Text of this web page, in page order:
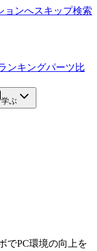
ョンへスキップ検索
ンキングパーツ比
学ぶ
でPC環境の向上を